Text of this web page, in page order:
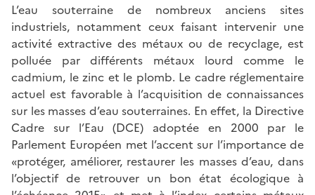
L’eau souterraine de nombreux anciens sites
industriels, notamment ceux faisant intervenir une
activité extractive des métaux ou de recyclage, est
polluée par différents métaux lourd comme le
cadmium, le zinc et le plomb. Le cadre réglementaire
actuel est favorable à l’acquisition de connaissances
sur les masses d’eau souterraines. En effet, la Directive
Cadre sur l’Eau (DCE) adoptée en 2000 par le
Parlement Européen met l’accent sur l’importance de
«protéger, améliorer, restaurer les masses d’eau, dans
l’objectif de retrouver un bon état écologique à